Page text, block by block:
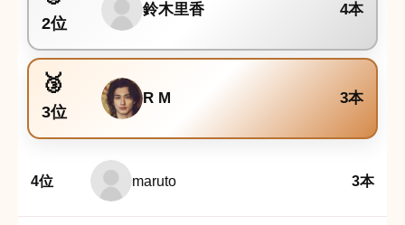
2位
鈴木里香 4本
3位
R M 3本
4位 maruto 3本